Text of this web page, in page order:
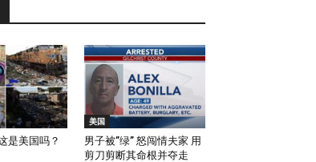
是美国吗？
美国
男子被”绿” 怒闯情夫家 用
剪刀剪断其命根并夺走